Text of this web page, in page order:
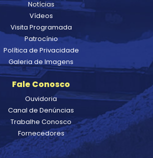
Notícias
Vídeos
Visita Programada
Patrocínio
Política de Privacidade
Galeria de Imagens
Fale Conosco
Ouvidoria
Canal de Denúncias
Trabalhe Conosco
Fornecedores